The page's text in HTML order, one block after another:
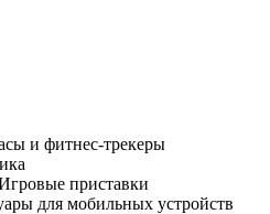
и фитнес-трекеры
приставки
для мобильных устройств